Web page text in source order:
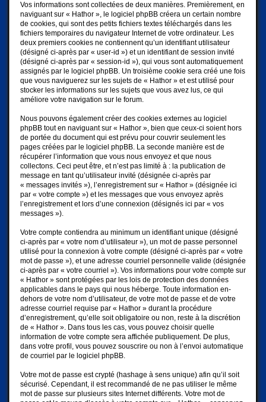
Vos informations sont collectées de deux manières. Premièrement, en
naviguant sur « Hathor », le logiciel phpBB créera un certain nombre
de cookies, qui sont des petits fichiers textes téléchargés dans les
fichiers temporaires du navigateur Internet de votre ordinateur. Les
deux premiers cookies ne contiennent qu’un identifiant utilisateur
(désigné ci-après par « user-id ») et un identifiant de session invité
(désigné ci-après par « session-id »), qui vous sont automatiquement
assignés par le logiciel phpBB. Un troisième cookie sera créé une fois
que vous naviguerez sur les sujets de « Hathor » et est utilisé pour
stocker les informations sur les sujets que vous avez lus, ce qui
améliore votre navigation sur le forum.
Nous pouvons également créer des cookies externes au logiciel
phpBB tout en naviguant sur « Hathor », bien que ceux-ci soient hors
de portée du document qui est prévu pour couvrir seulement les
pages créées par le logiciel phpBB. La seconde manière est de
récupérer l’information que vous nous envoyez et que nous
collectons. Ceci peut être, et n’est pas limité à : la publication de
message en tant qu’utilisateur invité (désignée ci-après par
« messages invités »), l’enregistrement sur « Hathor » (désignée ici
par « votre compte ») et les messages que vous envoyez après
l’enregistrement et lors d’une connexion (désignés ici par « vos
messages »).
Votre compte contiendra au minimum un identifiant unique (désigné
ci-après par « votre nom d’utilisateur »), un mot de passe personnel
utilisé pour la connexion à votre compte (désigné ci-après par « votre
mot de passe »), et une adresse courriel personnelle valide (désignée
ci-après par « votre courriel »). Vos informations pour votre compte sur
« Hathor » sont protégées par les lois de protection des données
applicables dans le pays qui nous héberge. Toute information en-
dehors de votre nom d’utilisateur, de votre mot de passe et de votre
adresse courriel requise par « Hathor » durant la procédure
d’enregistrement, qu’elle soit obligatoire ou non, reste à la discrétion
de « Hathor ». Dans tous les cas, vous pouvez choisir quelle
information de votre compte sera affichée publiquement. De plus,
dans votre profil, vous pouvez souscrire ou non à l’envoi automatique
de courriel par le logiciel phpBB.
Votre mot de passe est crypté (hashage à sens unique) afin qu’il soit
sécurisé. Cependant, il est recommandé de ne pas utiliser le même
mot de passe sur plusieurs sites Internet différents. Votre mot de